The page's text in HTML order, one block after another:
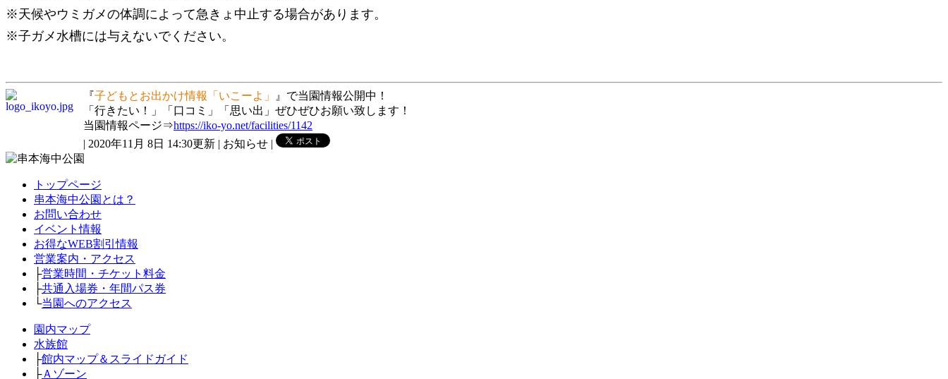
※天候やウミガメの体調によって急きょ中止する場合があります。
※子ガメ水槽には与えないでください。
『子どもとお出かけ情報「いこーよ」
』で当園情報公開中！
「行きたい！」「口コミ」「思い出」ぜひぜひお願い致します！
当園情報ページ⇒https://iko-yo.net/facilities/1142
| 2020年11月 8日 14:30更新 | お知らせ |
トップページ
串本海中公園とは？
お問い合わせ
イベント情報
お得なWEB割引情報
営業案内・アクセス
├営業時間・チケット料金
├共通入場券・年間パス券
└当園へのアクセス
園内マップ
水族館
├館内マップ＆スライドガイド
├Ａゾーン